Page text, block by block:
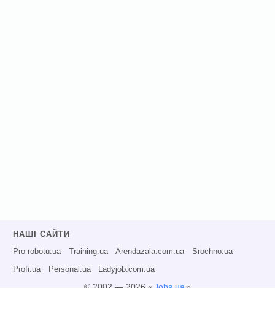
НАШІ САЙТИ
Pro-robotu.ua Training.ua Arendazala.com.ua Srochno.ua
Profi.ua Personal.ua Ladyjob.com.ua
© 2002 — 2026 « Jobs.ua»